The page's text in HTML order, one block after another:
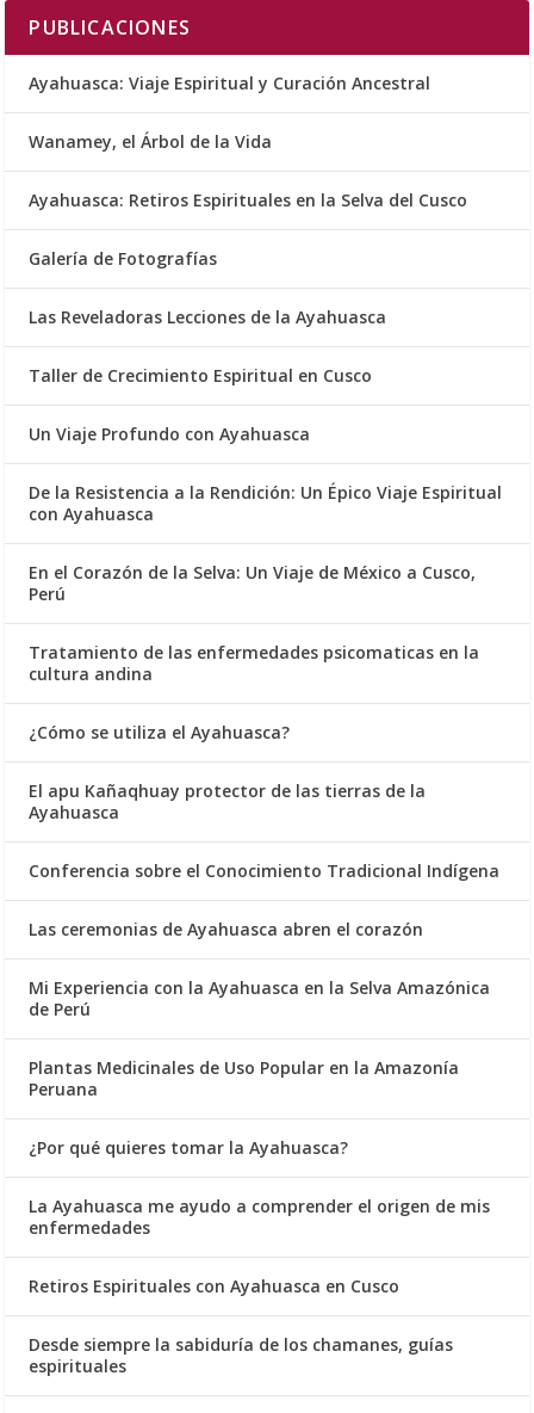
PUBLICACIONES
Ayahuasca: Viaje Espiritual y Curación Ancestral
Wanamey, el Árbol de la Vida
Ayahuasca: Retiros Espirituales en la Selva del Cusco
Galería de Fotografías
Las Reveladoras Lecciones de la Ayahuasca
Taller de Crecimiento Espiritual en Cusco
Un Viaje Profundo con Ayahuasca
De la Resistencia a la Rendición: Un Épico Viaje Espiritual
con Ayahuasca
En el Corazón de la Selva: Un Viaje de México a Cusco,
Perú
Tratamiento de las enfermedades psicomaticas en la
cultura andina
¿Cómo se utiliza el Ayahuasca?
El apu Kañaqhuay protector de las tierras de la
Ayahuasca
Conferencia sobre el Conocimiento Tradicional Indígena
Las ceremonias de Ayahuasca abren el corazón
Mi Experiencia con la Ayahuasca en la Selva Amazónica
de Perú
Plantas Medicinales de Uso Popular en la Amazonía
Peruana
¿Por qué quieres tomar la Ayahuasca?
La Ayahuasca me ayudo a comprender el origen de mis
enfermedades
Retiros Espirituales con Ayahuasca en Cusco
Desde siempre la sabiduría de los chamanes, guías
espirituales